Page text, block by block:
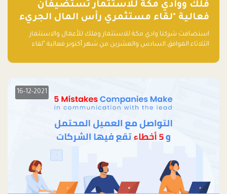
فلك ووادي مكة للاستثمار تستضيفان
فعالية "لقاء مستثمري رأس المال الجريء
في المنطقة"
استضافت شركتا وادي مكة للاستثمار وفلك للأعمال والاستثمار
الثلاثاء الموافق السادس والعشرين من شهر أكتوبر فعالية "لقاء
مشاركاً من أبرز صناديق رأس المال الجريء وممثلي المؤسسات
16-12-2021